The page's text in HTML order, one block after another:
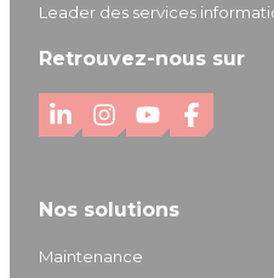
Leader des services
Retrouvez-nous sur
L
k
e
I
t
a
Y
T
F
Nos solutions
Maintenance